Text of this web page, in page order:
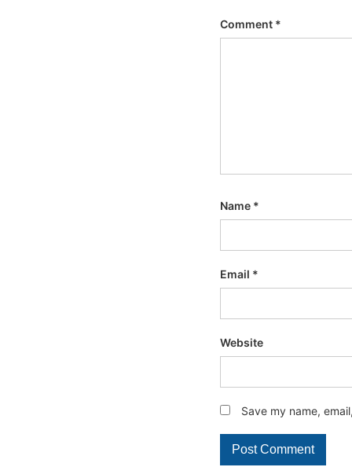
Comment *
Name *
Email *
Website
Save my name,